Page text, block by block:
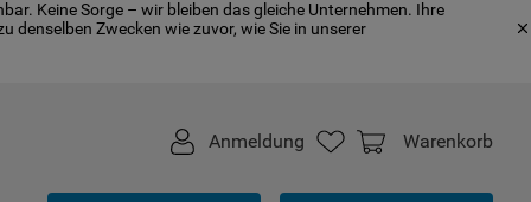
Keine Sorge – wir bleiben das gleiche Unternehmen. Ihre
denselben Zwecken wie zuvor, wie Sie in unserer
Anmeldung Warenkorb